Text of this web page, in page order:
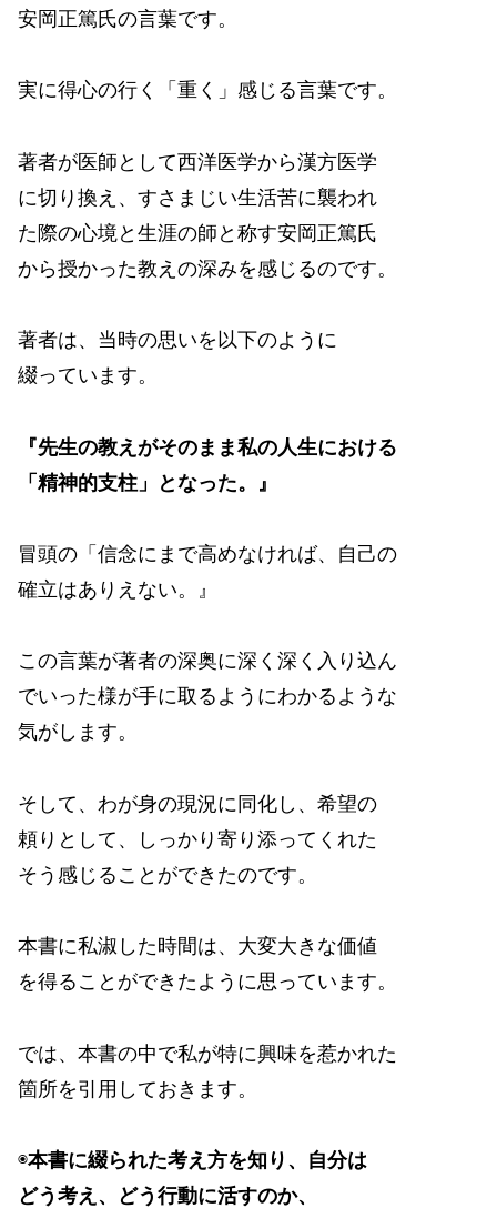
安岡正篤氏の言葉です。
実に得心の行く「重く」感じる言葉です。
著者が医師として西洋医学から漢方医学
に切り換え、すさまじい生活苦に襲われ
た際の心境と生涯の師と称す安岡正篤氏
から授かった教えの深みを感じるのです。
著者は、当時の思いを以下のように
綴っています。
『先生の教えがそのまま私の人生における
「精神的支柱」となった。』
冒頭の「信念にまで高めなければ、自己の
確立はありえない。』
この言葉が著者の深奥に深く深く入り込ん
でいった様が手に取るようにわかるような
気がします。
そして、わが身の現況に同化し、希望の
頼りとして、しっかり寄り添ってくれた
そう感じることができたのです。
本書に私淑した時間は、大変大きな価値
を得ることができたように思っています。
では、本書の中で私が特に興味を惹かれた
箇所を引用しておきます。
◉本書に綴られた考え方を知り、自分は
どう考え、どう行動に活すのか、